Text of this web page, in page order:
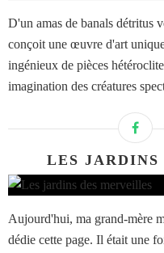
D'un amas de banals détritus
conçoit une œuvre d'art
ingénieux de pièces
imagination des créatures
LES
Aujourd'hui, ma grand-mère
dédie cette page. Il était une